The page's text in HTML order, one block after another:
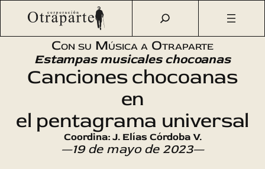
Saltar
Otraparte.org/Agenda Cultural Música
Canciones
chocoanas en el pentagrama universal
Con su Música a Otraparte
Estampas musicales chocoanas
Canciones chocoanas
en
el pentagrama universal
Coordina: J. Elías Córdoba V.
—19 de mayo de 2023—